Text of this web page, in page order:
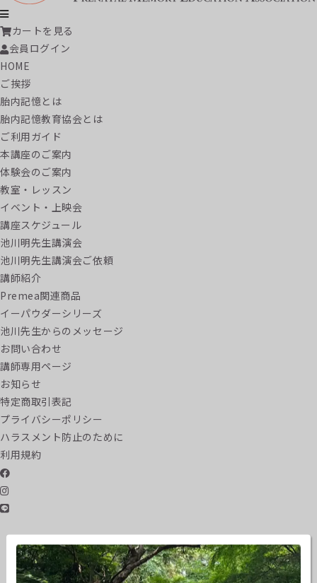
カートを見る
会員ログイン
HOME
ご挨拶
胎内記憶とは
胎内記憶教育協会とは
ご利用ガイド
本講座のご案内
体験会のご案内
教室・レッスン
イベント・上映会
講座スケジュール
池川明先生講演会
池川明先生講演会ご依頼
講師紹介
Premea関連商品
イーパウダーシリーズ
池川先生からのメッセージ
お問い合わせ
講師専用ページ
お知らせ
特定商取引表記
プライバシーポリシー
ハラスメント防止のために
利用規約